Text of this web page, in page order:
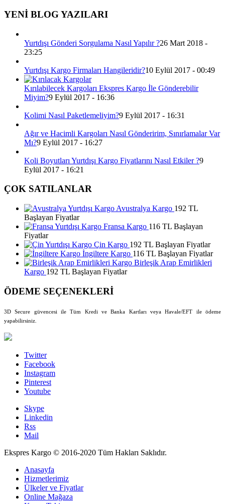
YENİ BLOG YAZILARI
Yurtdışı Gönderi Sorgulama Nasıl Yapılır ?26 Mart 2018 -
23:25
Yurtdışı Kargo Firmaları Hangileridir?10 Eylül 2017 - 00:49
Kırılabilecek Kargoları Ekspres Kargo İle Gönderebilir
Miyim?9 Eylül 2017 - 16:36
Kolimi Nasıl Paketlemeliyim?9 Eylül 2017 - 16:31
Ağır ve Hacimli Kargoları Nasıl Gönderirim, Sınırlamalar Var
Mı?9 Eylül 2017 - 16:27
Koli Boyutları Yurtdışı Kargo Fiyatlarını Nasıl Etkiler ?9
Eylül 2017 - 16:21
ÇOK SATILANLAR
Avustralya Kargo 192 TL
Başlayan Fiyatlar
Fransa Kargo 116 TL Başlayan
Fiyatlar
Çin Kargo 192 TL Başlayan Fiyatlar
İngiltere Kargo 116 TL Başlayan Fiyatlar
Birleşik Arap Emirlikleri
Kargo 192 TL Başlayan Fiyatlar
ÖDEME SEÇENEKLERİ
3D Secure güvencesi ile Tüm Kredi ve Banka Kartları veya Havale/EFT ile ödeme
yapabilirsiniz.
Twitter
Facebook
Instagram
Pinterest
Youtube
Skype
Linkedin
Rss
Mail
Ekspres Kargo © 2016-2020 Tüm Hakları Saklıdır.
Anasayfa
Hizmetlerimiz
Ülkeler ve Fiyatlar
Online Mağaza